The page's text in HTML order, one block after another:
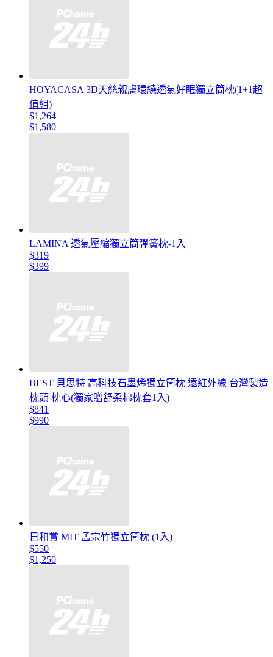
HOYACASA 3D天絲親膚環繞透氣好眠獨立筒枕(1+1超
值組)
$1,264
$1,580
LAMINA 透氣壓縮獨立筒彈簧枕-1入
$319
$399
BEST 貝思特 高科技石墨烯獨立筒枕 遠紅外線 台灣製造
枕頭 枕心(獨家贈舒柔棉枕套1入)
$841
$990
日和賞 MIT 孟宗竹獨立筒枕 (1入)
$550
$1,250